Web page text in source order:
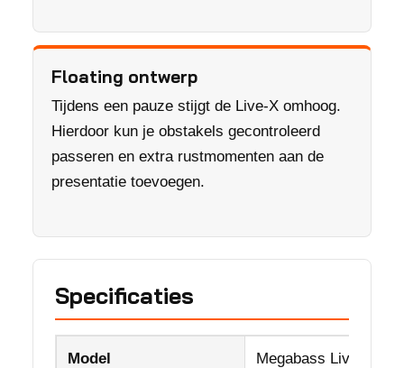
Floating ontwerp
Tijdens een pauze stijgt de Live-X omhoog.
Hierdoor kun je obstakels gecontroleerd
passeren en extra rustmomenten aan de
presentatie toevoegen.
Specificaties
Model Megabass Live-X